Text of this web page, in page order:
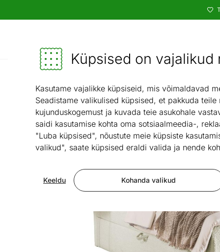
Küpsised on
Kasutame vajalikke küpsiseid, mis võimaldavad
Seadistame valikulised küpsised, et pakkuda
kujunduskogemust ja kuvada teie asukohale
saidi kasutamise kohta oma sotsiaalmeedia-,
"Luba küpsised", nõustute meie küpsiste
valikud", saate küpsised eraldi valida ja nende
Kohanda valikud
Keeldu
Mööbel ja sisustus - ON24